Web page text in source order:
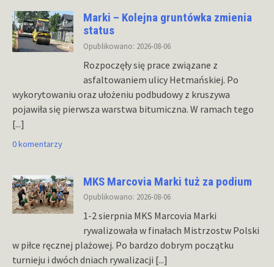
Marki – Kolejna gruntówka zmienia
status
Opublikowano: 2026-08-06
Rozpoczęły się prace związane z
asfaltowaniem ulicy Hetmańskiej. Po
wykorytowaniu oraz ułożeniu podbudowy z kruszywa
pojawiła się pierwsza warstwa bitumiczna. W ramach tego
[...]
0 komentarzy
MKS Marcovia Marki tuż za podium
Opublikowano: 2026-08-06
1-2 sierpnia MKS Marcovia Marki
rywalizowała w finałach Mistrzostw Polski
w piłce ręcznej plażowej. Po bardzo dobrym początku
turnieju i dwóch dniach rywalizacji [...]